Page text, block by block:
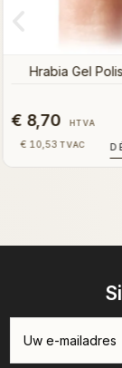
€ 8,70
€ 10,53